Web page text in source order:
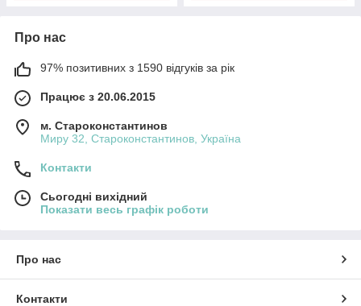
Про нас
97% позитивних з 1590 відгуків за рік
Працює з 20.06.2015
м. Староконстантинов
Миру 32, Староконстантинов, Україна
Контакти
Сьогодні вихідний
Показати весь графік роботи
Про нас
Контакти